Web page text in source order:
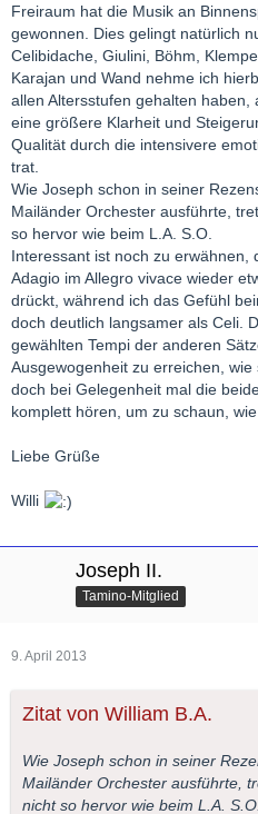
Freiraum hat die Musik an
gewonnen. Dies gelingt natürlich
Celibidache, Giulini, Böhm,
Karajan und Wand nehme ich
allen Altersstufen gehalten
eine größere Klarheit und
Qualität durch die intensivere
trat.
Wie Joseph schon in seiner
Mailänder Orchester ausführte,
so hervor wie beim L.A. S.O.
Interessant ist noch zu erwähnen,
Adagio im Allegro vivace wieder
drückt, während ich das Gefühl
doch deutlich langsamer als Celi.
gewählten Tempi der anderen
Ausgewogenheit zu erreichen,
doch bei Gelegenheit mal die
komplett hören, um zu schaun,
Liebe Grüße
Willi
Joseph II.
Tamino-Mitglied
9. April 2013
Zitat von William B.A.
Wie Joseph schon in seiner
Mailänder Orchester ausführte,
nicht so hervor wie beim L.A. S.O.